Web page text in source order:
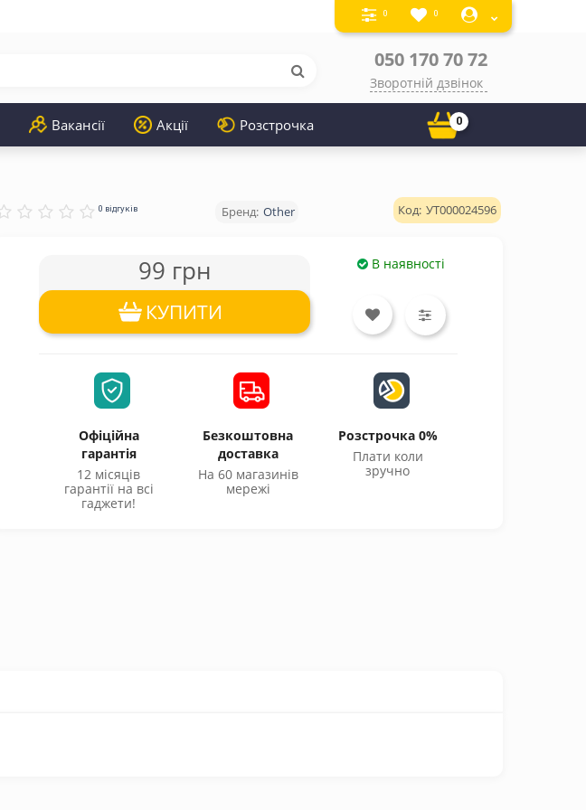
0 0
050 170 70 72
Зворотній дзвінок
Вакансії Акції Розстрочка 0
0 відгуків Other УТ000024596
99 грн В наявності
КУПИТИ
Офіційна
гарантія
12 місяців
гарантії на всі
гаджети!
Безкоштовна
доставка
На 60 магазинів
мережі
Розстрочка 0%
Плати коли
зручно